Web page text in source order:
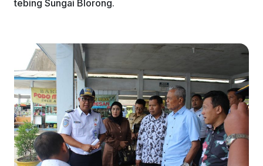
tebing Sungai Blorong.